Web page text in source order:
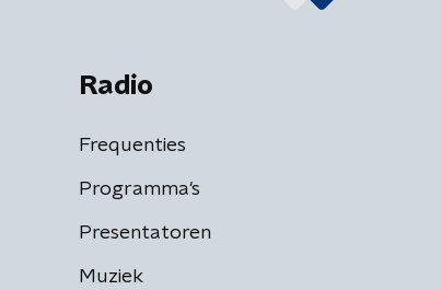
Radio
Frequenties
Programma's
Presentatoren
Muziek